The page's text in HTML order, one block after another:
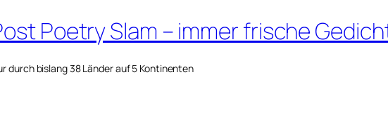
Poetry Slam – immer frische
durch bislang 38 Länder auf 5 Kontinenten